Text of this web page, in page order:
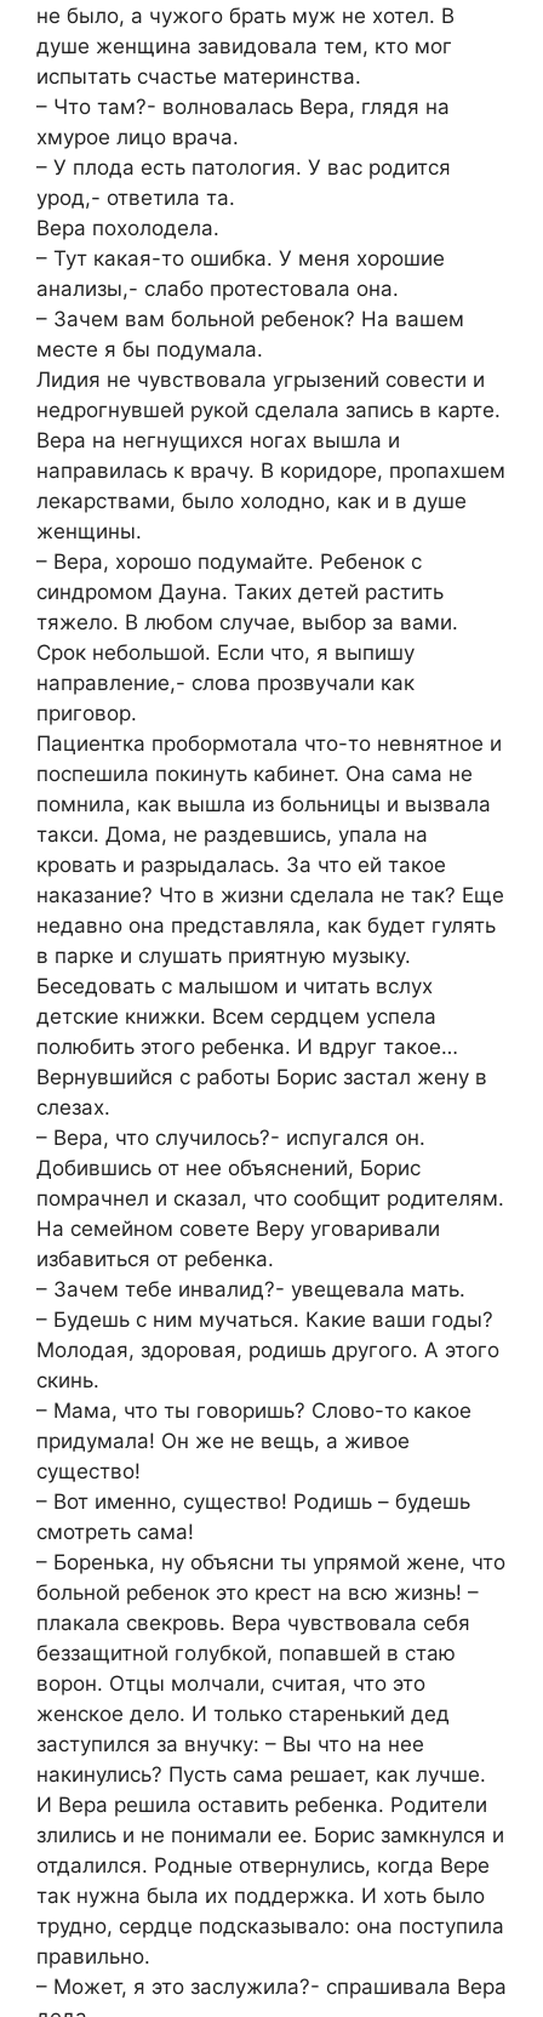
не было, а чужого брать муж не хотел. В
душе женщина завидовала тем, кто мог
испытать счастье материнства.
– Что там?- волновалась Вера, глядя на
хмурое лицо врача.
– У плода есть патология. У вас родится
урод,- ответила та.
Вера похолодела.
– Тут какая-то ошибка. У меня хорошие
анализы,- слабо протестовала она.
– Зачем вам больной ребенок? На вашем
месте я бы подумала.
Лидия не чувствовала угрызений совести и
недрогнувшей рукой сделала запись в карте.
Вера на негнущихся ногах вышла и
направилась к врачу. В коридоре, пропахшем
лекарствами, было холодно, как и в душе
женщины.
– Вера, хорошо подумайте. Ребенок с
синдромом Дауна. Таких детей растить
тяжело. В любом случае, выбор за вами.
Срок небольшой. Если что, я выпишу
направление,- слова прозвучали как
приговор.
Пациентка пробормотала что-то невнятное и
поспешила покинуть кабинет. Она сама не
помнила, как вышла из больницы и вызвала
такси. Дома, не раздевшись, упала на
кровать и разрыдалась. За что ей такое
наказание? Что в жизни сделала не так? Еще
недавно она представляла, как будет гулять
в парке и слушать приятную музыку.
Беседовать с малышом и читать вслух
детские книжки. Всем сердцем успела
полюбить этого ребенка. И вдруг такое…
Вернувшийся с работы Борис застал жену в
слезах.
– Вера, что случилось?- испугался он.
Добившись от нее объяснений, Борис
помрачнел и сказал, что сообщит родителям.
На семейном совете Веру уговаривали
избавиться от ребенка.
– Зачем тебе инвалид?- увещевала мать.
– Будешь с ним мучаться. Какие ваши годы?
Молодая, здоровая, родишь другого. А этого
скинь.
– Мама, что ты говоришь? Слово-то какое
придумала! Он же не вещь, а живое
существо!
– Вот именно, существо! Родишь – будешь
смотреть сама!
– Боренька, ну объясни ты упрямой жене, что
больной ребенок это крест на всю жизнь! –
плакала свекровь. Вера чувствовала себя
беззащитной голубкой, попавшей в стаю
ворон. Отцы молчали, считая, что это
женское дело. И только старенький дед
заступился за внучку: – Вы что на нее
накинулись? Пусть сама решает, как лучше.
И Вера решила оставить ребенка. Родители
злились и не понимали ее. Борис замкнулся и
отдалился. Родные отвернулись, когда Вере
так нужна была их поддержка. И хоть было
трудно, сердце подсказывало: она поступила
правильно.
– Может, я это заслужила?- спрашивала Вера